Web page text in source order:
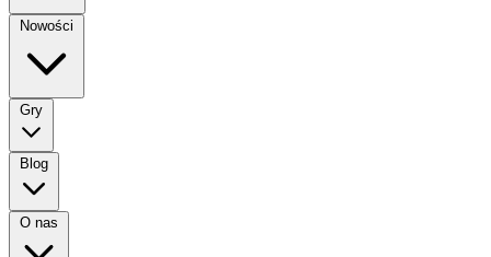
Nowości
Gry
Blog
O nas